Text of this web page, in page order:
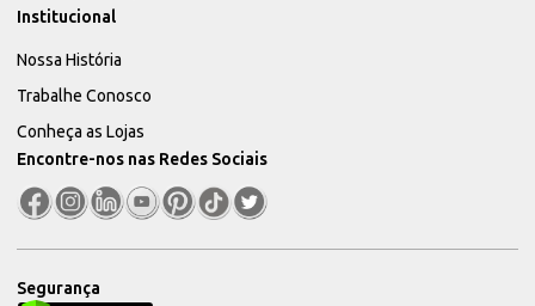
Institucional
Nossa História
Trabalhe Conosco
Conheça as Lojas
Encontre-nos nas Redes Sociais
Segurança